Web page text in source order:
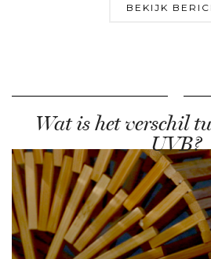
BEKIJK
Wat is het verschil
UVB?